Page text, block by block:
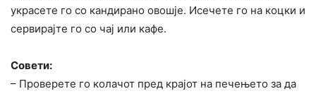
украсете го со кандирано овошје. Исечете го на коцки и
сервирајте го со чај или кафе.
Совети:
– Проверете го колачот пред крајот на печењето за да